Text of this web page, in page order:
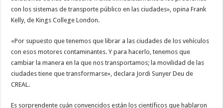
con los sistemas de transporte público en las ciudades», opina Frank
Kelly, de Kings College London.
«Por supuesto que tenemos que librar a las ciudades de los vehículos
con esos motores contaminantes. Y para hacerlo, tenemos que
cambiar la manera en la que nos transportamos; la movilidad de las
ciudades tiene que transformarse», declara Jordi Sunyer Deu de
CREAL.
Es sorprendente cuán convencidos están los científicos que hablaron